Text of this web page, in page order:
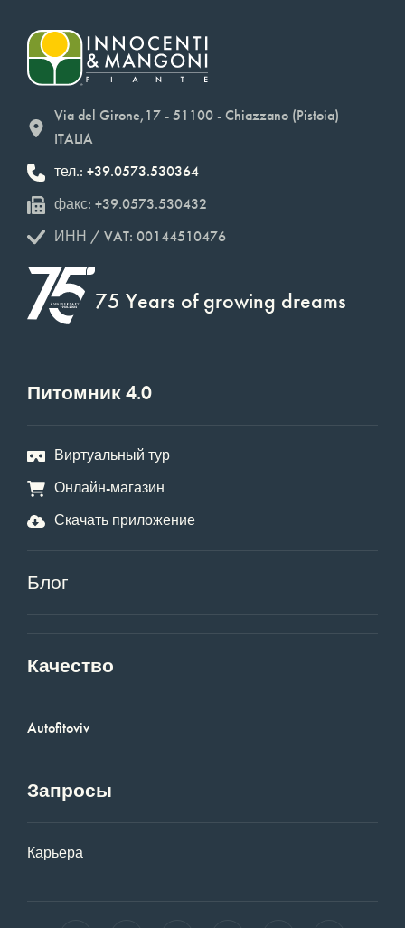
Via del Girone,17 - 51100 - Chiazzano (Pistoia)
ITALIA
тел.: +39.0573.530364
факс: +39.0573.530432
ИНН / VAT: 00144510476
75 Years of growing dreams
Питомник 4.0
Виртуальный тур
Онлайн-магазин
Скачать приложение
Блог
Качество
Autofitoviv
Запросы
Карьера